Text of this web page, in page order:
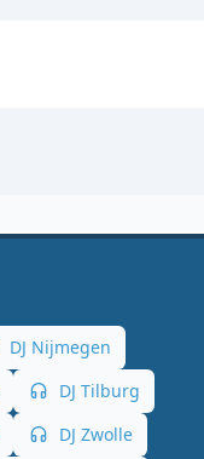
DJ Nijmegen
DJ Tilburg
DJ Zwolle